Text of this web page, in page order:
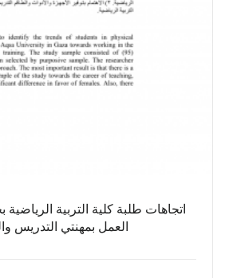
اتجاهات طلبة كلية التربية
العمل بمهنتي التدريس